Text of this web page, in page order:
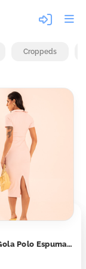
Croppeds
Vestido Gola Polo Espumante Rosê